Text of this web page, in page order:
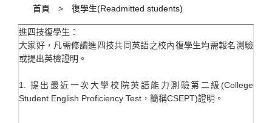
首頁 復學生(Readmitted students)
進四技復學生：
大家好，凡需修讀進四技共同英語之校內復學生均需報名測驗
或提出英檢證明。
1. 提出最近一次大學校院英語能力測驗第二級(College
Student English Proficiency Test，簡稱CSEPT)證明。